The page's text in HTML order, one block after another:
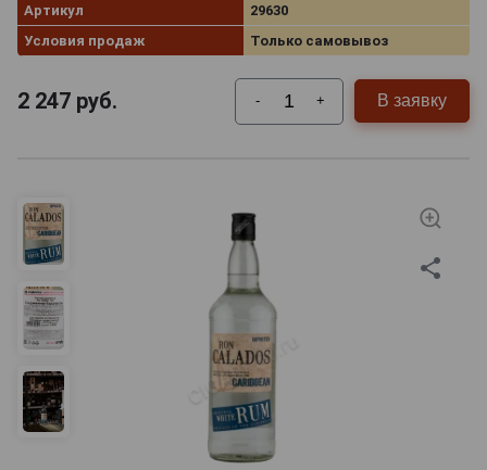
Артикул
29630
Условия продаж
Только самовывоз
2 247 руб. - + В заявку